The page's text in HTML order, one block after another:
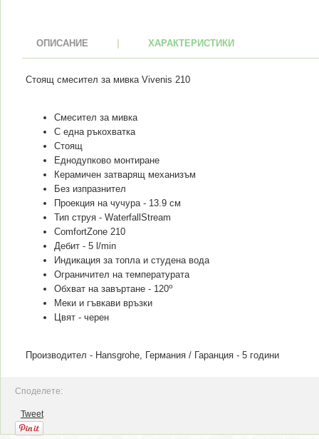
ОПИСАНИЕ ХАРАКТЕРИСТИКИ
Стоящ смесител за мивка Vivenis 210
Смесител за мивка
С една ръкохватка
Стоящ
Еднодупково монтиране
Керамичен затварящ механизъм
Без изпразнител
Проекция на чучура - 13.9 см
Тип струя - WaterfallStream
ComfortZone 210
Дебит - 5 l/min
Индикация за топла и студена вода
Ограничител на температурата
Обхват на завъртане - 120о
Меки и гъвкави връзки
Цвят - черен
Производител - Hansgrohe, Германия / Гаранция - 5 години
Споделете:
Tweet